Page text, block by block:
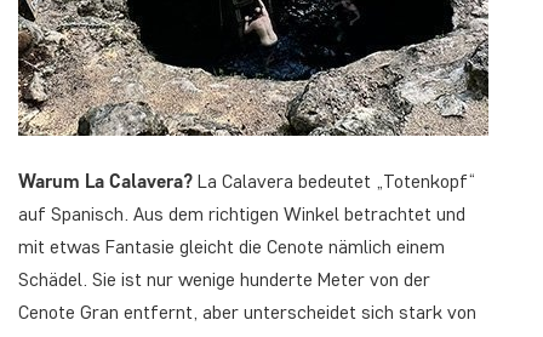
Warum La Calavera? La Calavera bedeutet „Totenkopf“
auf Spanisch. Aus dem richtigen Winkel betrachtet und
mit etwas Fantasie gleicht die Cenote nämlich einem
Schädel. Sie ist nur wenige hunderte Meter von der
Cenote Gran entfernt, aber unterscheidet sich stark von